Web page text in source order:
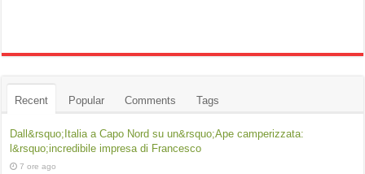
Recent Popular Comments Tags
Dall&rsquo;Italia a Capo Nord su un&rsquo;Ape camperizzata:
l&rsquo;incredibile impresa di Francesco
7 ore ago